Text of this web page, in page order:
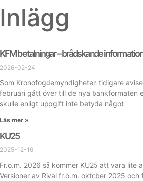
Inlägg
KFM betalningar – brådskande information
2026-02-24
Som Kronofogdemyndigheten tidigare
februari gått över till de nya bankformaten
skulle enligt uppgift inte betyda något
Läs mer »
KU25
2025-12-16
Fr.o.m. 2026 så kommer KU25 att vara lite
Versioner av Rival fr.o.m. oktober 2025